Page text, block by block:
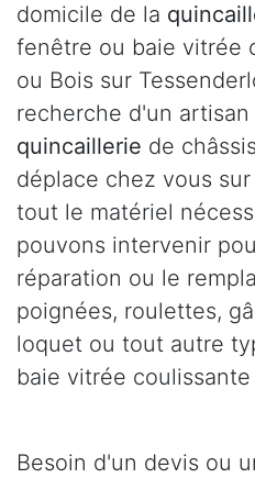
domicile de la
fenêtre ou baie vitrée
ou Bois sur
recherche d'un
quincaillerie de
déplace chez vous
tout le matériel
pouvons intervenir
réparation ou le
poignées, roulettes,
loquet ou tout autre
baie vitrée
Besoin d'un devis ou